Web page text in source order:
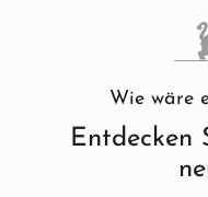
Wie wäre
Entdecken